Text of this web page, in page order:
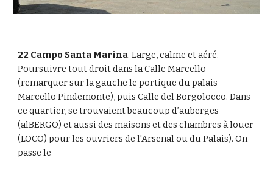
22 Campo Santa Marina. Large, calme et aéré.
Poursuivre tout droit dans la Calle Marcello
(remarquer sur la gauche le portique du palais
Marcello Pindemonte), puis Calle del Borgolocco. Dans
ce quartier, se trouvaient beaucoup d’auberges
(alBERGO) et aussi des maisons et des chambres à louer
(LOCO) pour les ouvriers de l'Arsenal ou du Palais). On
passe le